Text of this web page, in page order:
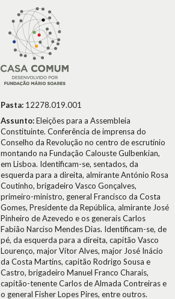
Pasta: 12278.019.001
Assunto:Eleições para a Assembleia
Constituinte. Conferência de imprensa do
Conselho da Revolução no centro de escrutínio
montando na Fundação Calouste Gulbenkian,
em Lisboa. Identificam-se, sentados, da
esquerda para a direita, almirante António Rosa
Coutinho, brigadeiro Vasco Gonçalves,
primeiro-ministro, general Francisco da Costa
Gomes, Presidente da República, almirante José
Pinheiro de Azevedo e os generais Carlos
Fabião Narciso Mendes Dias. Identificam-se, de
pé, da esquerda para a direita, capitão Vasco
Lourenço, major Vítor Alves, major José Inácio
da Costa Martins, capitão Rodrigo Sousa e
Castro, brigadeiro Manuel Franco Charais,
capitão-tenente Carlos de Almada Contreiras e
o general Fisher Lopes Pires, entre outros.